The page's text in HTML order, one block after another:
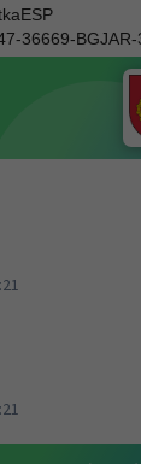
36669-BGJAR-